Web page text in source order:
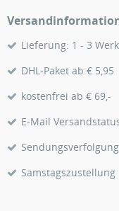
Lieferung: 1 - 3
DHL-Paket ab € 5,95
kostenfrei ab € 69,-
E-Mail
Sendungsverfolgung
Samstagszustellung